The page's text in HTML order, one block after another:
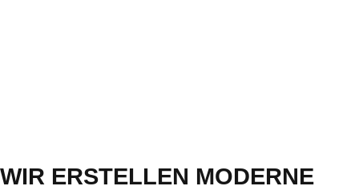
WIR ERSTELLEN MODERNE